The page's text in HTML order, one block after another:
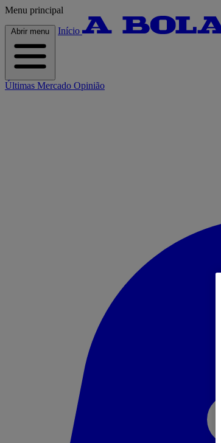
Menu principal
Abrir menu Início
Últimas Mercado Opinião